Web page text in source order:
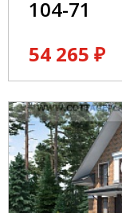
104-71
54 265 ₽